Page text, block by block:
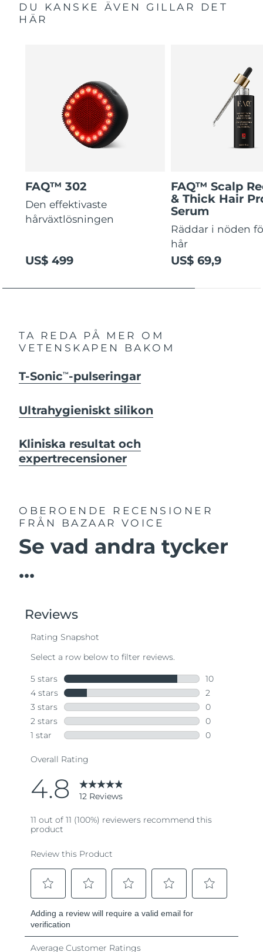
DU KANSKE ÄVEN GILLAR DET
HÄR
FAQ™ 302
Den effektivaste
hårväxtlösningen
US$ 499
FAQ™ Scalp
& Thick Hair
Serum
Räddar i nöden
hår
US$ 69,9
TA REDA PÅ MER OM
VETENSKAPEN BAKOM
T-SonicTM -pulseringar
Ultrahygieniskt silikon
Kliniska resultat och
expertrecensioner
OBEROENDE RECENSIONER
FRÅN BAZAAR VOICE
Se vad andra tycker
...